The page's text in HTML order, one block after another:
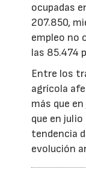
ocupadas
207.850,
empleo no
las 85.474
Entre los
agrícola
más que
que en
tendencia
evolución